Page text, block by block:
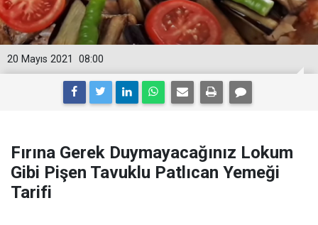
08:00
20 Mayıs 2021
Fırına Gerek Duymayacağınız Lokum
Gibi Pişen Tavuklu Patlıcan Yemeği
Tarifi